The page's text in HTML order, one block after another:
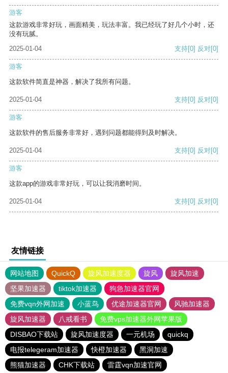
游客
这款游戏非常好玩，画面精美，玩法丰富。我已经玩了好几个小时，还
没有玩腻。
2025-01-04
支持[0] 反对[0]
游客
这款软件简直是神器，解决了我所有问题。
2025-01-04 支持[0] 反对[0]
游客
这款软件的售后服务非常好，遇到问题都能得到及时解决。
2025-01-04 支持[0] 反对[0]
游客
这款app的游戏非常好玩，可以让我消磨时间。
2025-01-04 支持[0] 反对[0]
友情链接
网站地图 QuickQ 旋风加速度器 旋风
旋风加速
坚果加速器
tiktok加速器
狗急加速器官网
免费vqn外网加速
小蓝鸟 优途加速器官网
风驰加速器
旋风加速器
八戒看书
免费vps加速器外网苹果版
DISBAO下载站
旋风加速度器 一元机场
quickq
电报telegeram加速器
快橙加速器
黑洞加速
熊猫加速器
CHK下载站 雷霆vqn加速官网